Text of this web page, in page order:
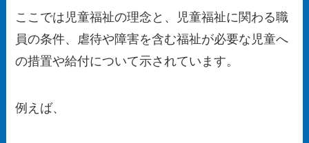
ここでは 児童福祉の理念と、児童福祉に関わる職
員の条件、虐待や障害を含む福祉が必要な児童へ
の措置や給付について示されています。
例えば、